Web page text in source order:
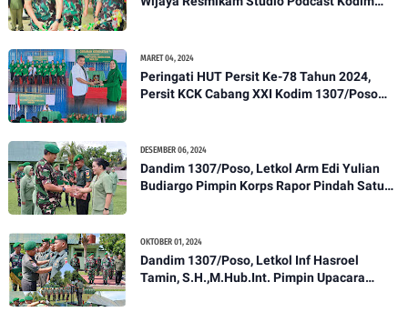
MARET 04, 2024
Peringati HUT Persit Ke-78 Tahun 2024,
Persit KCK Cabang XXI Kodim 1307/Poso
DESEMBER 06, 2024
Dandim 1307/Poso, Letkol Arm Edi Yulian
Budiargo Pimpin Korps Rapor Pindah Satuan
OKTOBER 01, 2024
Dandim 1307/Poso, Letkol Inf Hasroel
Tamin, S.H.,M.Hub.Int. Pimpin Upacara